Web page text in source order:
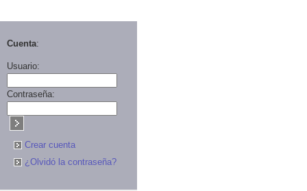
Cuenta:
Usuario:
Contraseña:
Crear cuenta
¿Olvidó la contraseña?